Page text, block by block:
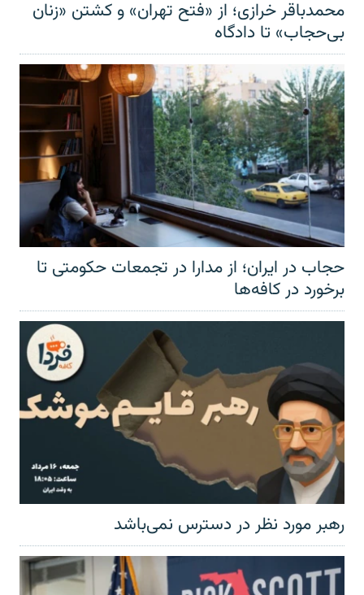
محمدباقر خرازی؛ از «فتح تهران» و کشتن «زنان
بی‌حجاب» تا دادگاه
حجاب در ایران؛ از مدارا در تجمعات حکومتی تا
برخورد در کافه‌ها
رهبر مورد نظر در دسترس نمی‌باشد